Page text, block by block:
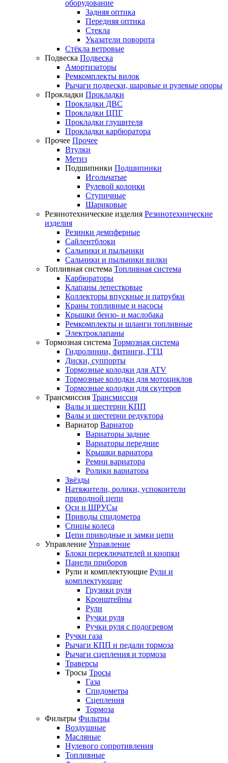
оборудование
Задняя оптика
Передняя оптика
Стекла
Указатели поворота
Стёкла ветровые
Подвеска Подвеска
Амортизаторы
Ремкомплекты вилок
Рычаги подвески, шаровые и рулевые опоры
Прокладки Прокладки
Прокладки ДВС
Прокладки ЦПГ
Прокладки глушителя
Прокладки карбюратора
Прочее Прочее
Втулки
Метиз
Подшипники Подшипники
Игольчатые
Рулевой колонки
Ступичные
Шариковые
Резинотехнические изделия Резинотехнические
изделия
Резинки демпферные
Сайлентблоки
Сальники и пыльники
Сальники и пыльники вилки
Топливная система Топливная система
Карбюраторы
Клапаны лепестковые
Коллекторы впускные и патрубки
Краны топливные и насосы
Крышки бензо- и маслобака
Ремкомплекты и шланги топливные
Электроклапаны
Тормозная система Тормозная система
Гидролинии, фитинги, ГТЦ
Диски, суппорты
Тормозные колодки для ATV
Тормозные колодки для мотоциклов
Тормозные колодки для скутеров
Трансмиссия Трансмиссия
Валы и шестерни КПП
Валы и шестерни редуктора
Вариатор Вариатор
Вариаторы задние
Вариаторы передние
Крышки вариатора
Ремни вариатора
Ролики вариатора
Звёзды
Натяжители, ролики, успокоители
приводной цепи
Оси и ШРУСы
Приводы спидометра
Спицы колеса
Цепи приводные и замки цепи
Управление Управление
Блоки переключателей и кнопки
Панели приборов
Рули и комплектующие Рули и
комплектующие
Грузики руля
Кронштейны
Рули
Ручки руля
Ручки руля с подогревом
Ручки газа
Рычаги КПП и педали тормоза
Рычаги сцепления и тормоза
Траверсы
Тросы Тросы
Газа
Спидометра
Сцепления
Тормоза
Фильтры Фильтры
Воздушные
Масляные
Нулевого сопротивления
Топливные